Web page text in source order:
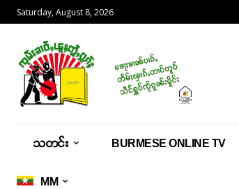
Saturday, August 8, 2026
သတင်း BURMESE ONLINE TV
MM